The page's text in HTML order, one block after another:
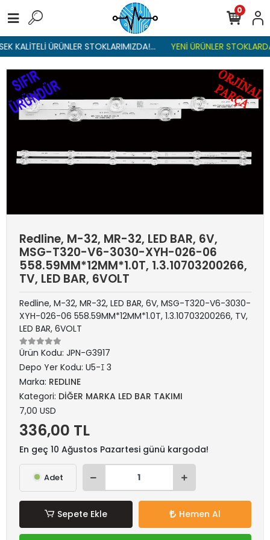
KALİTELİ ÜRÜNLER STOKLARIMIZDA!... YENİ ÜRÜNLER
0
Redline, M-32, MR-32, LED BAR, 6V,
MSG-T320-V6-3030-XYH-026-06
558.59MM*12MM*1.0T, 1.3.10703200266,
TV, LED BAR, 6VOLT
Redline, M-32, MR-32, LED BAR, 6V, MSG-T320-V6-3030-
XYH-026-06 558.59MM*12MM*1.0T, 1.3.10703200266, TV,
LED BAR, 6VOLT
Ürün Kodu: JPN-G3917
Depo Yer Kodu: U5-ꀤ 3
Marka: REDLINE
Kategori: DİĞER MARKA LED BAR TAKIMI
7,00 USD
336,00 TL
En geç 10 Ağustos Pazartesi günü kargoda!
Adet
Sepete Ekle Hemen Al